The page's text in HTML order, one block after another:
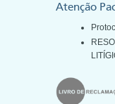
Atenção